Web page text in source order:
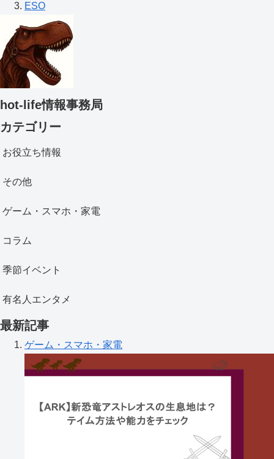
ESO
hot-life情報事務局
カテゴリー
お役立ち情報
その他
ゲーム・スマホ・家電
コラム
季節イベント
有名人エンタメ
最新記事
ゲーム・スマホ・家電